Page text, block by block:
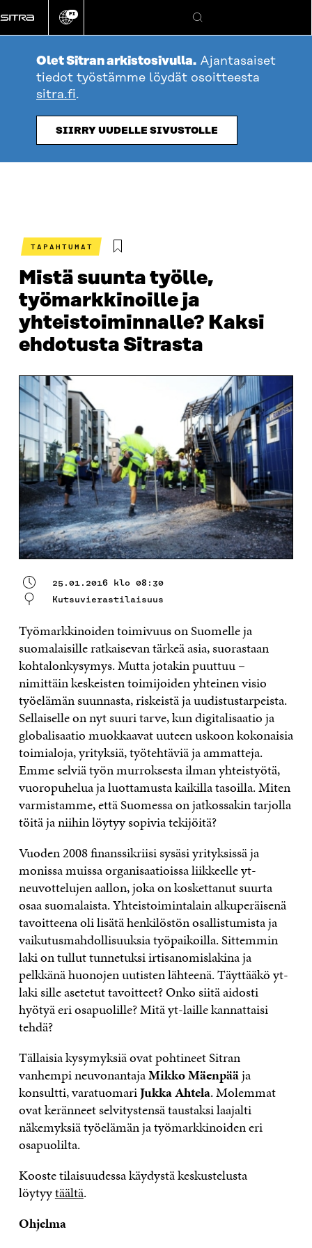
suoraan
sisältöön
Vaihda
kieli
FI
Hae
Olet Sitran arkistosivulla. Ajantasaiset
tiedot työstämme löydät osoitteesta
sitra.fi.
SIIRRY UUDELLE SIVUSTOLLE
TAPAHTUMAT
Mistä suunta työlle,
työmarkkinoille ja
yhteistoiminnalle? Kaksi
ehdotusta Sitrasta
25.01.2016 klo 08:30
Kutsuvierastilaisuus
Työmarkkinoiden toimivuus on Suomelle ja
suomalaisille ratkaisevan tärkeä asia, suorastaan
kohtalonkysymys. Mutta jotakin puuttuu –
nimittäin keskeisten toimijoiden yhteinen visio
työelämän suunnasta, riskeistä ja uudistustarpeista.
Sellaiselle on nyt suuri tarve, kun digitalisaatio ja
globalisaatio muokkaavat uuteen uskoon kokonaisia
toimialoja, yrityksiä, työtehtäviä ja ammatteja.
Emme selviä työn murroksesta ilman yhteistyötä,
vuoropuhelua ja luottamusta kaikilla tasoilla. Miten
varmistamme, että Suomessa on jatkossakin tarjolla
töitä ja niihin löytyy sopivia tekijöitä?
Vuoden 2008 finanssikriisi sysäsi yrityksissä ja
monissa muissa organisaatioissa liikkeelle yt-
neuvottelujen aallon, joka on koskettanut suurta
osaa suomalaista. Yhteistoimintalain alkuperäisenä
tavoitteena oli lisätä henkilöstön osallistumista ja
vaikutusmahdollisuuksia työpaikoilla. Sittemmin
laki on tullut tunnetuksi irtisanomislakina ja
pelkkänä huonojen uutisten lähteenä. Täyttääkö yt-
laki sille asetetut tavoitteet? Onko siitä aidosti
hyötyä eri osapuolille? Mitä yt-laille kannattaisi
tehdä?
Tällaisia kysymyksiä ovat pohtineet Sitran
vanhempi neuvonantajaMikko Mäenpääja
konsultti, varatuomariJukka Ahtela. Molemmat
ovat keränneet selvitystensä taustaksi laajalti
näkemyksiä työelämän ja työmarkkinoiden eri
osapuolilta.
Kooste tilaisuudessa käydystä keskustelusta
löytyytäältä.
Ohjelma